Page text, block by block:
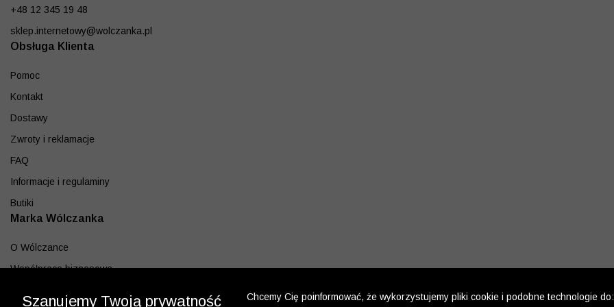
+48 12 345 19 48
sklep.internetowy@wolczanka.pl
Obsługa Klienta
Pomoc
Kontakt
Dostawy
Zwroty i reklamacje
FAQ
Informacje i regulaminy
Butiki
Marka Wólczanka
O Wólczance
Współpraca biznesowa
Szanujemy Twoją prywatność
Chcemy Cię poinformować, że wykorzystujemy pliki cookie i podobne technologie do: